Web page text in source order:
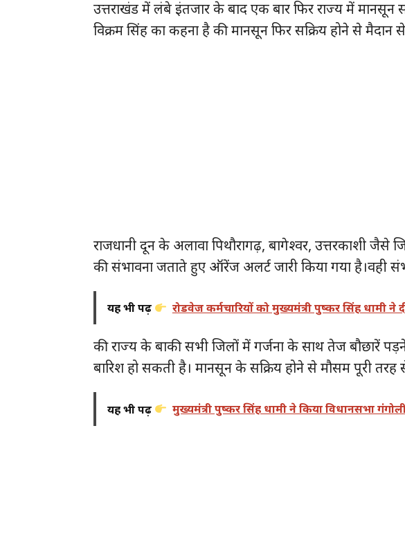
उत्तराखंड में लंबे इंतजार के बाद एक बार फिर राज्य में मानसून
विक्रम सिंह का कहना है की मानसून फिर सक्रिय होने से
राजधानी दून के अलावा पिथौरागढ़, बागेश्वर, उत्तरकाशी जैसे
की संभावना जताते हुए ऑरेंज अलर्ट जारी किया गया है।वही
यह भी पढ़ें रोडवेज कर्मचारियों को मुख्यमंत्री पुष्कर सिंह धामी
की राज्य के बाकी सभी जिलों में गर्जना के साथ तेज बौछारें
बारिश हो सकती है। मानसून के सक्रिय होने से मौसम पूरी
यह भी पढ़ें मुख्यमंत्री पुष्कर सिंह धामी ने किया विधानसभा